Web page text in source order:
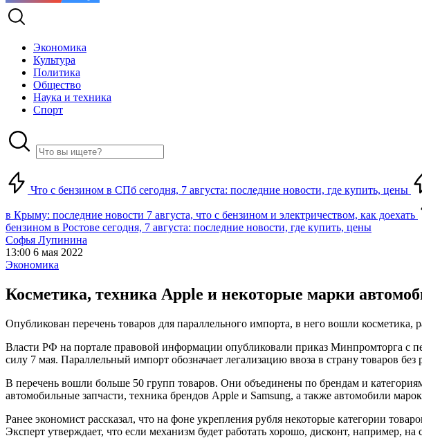
Экономика
Культура
Политика
Общество
Наука и техника
Спорт
Что с бензином в СПб сегодня, 7 августа: последние новости, где купить, цены
в Крыму: последние новости 7 августа, что с бензином и электричеством, как доехать
бензином в Ростове сегодня, 7 августа: последние новости, где купить, цены
Софья Лупинина
13:00 6 мая 2022
Экономика
Косметика, техника Apple и некоторые марки
Опубликован перечень товаров для параллельного импорта, в него вошли косметика,
Власти РФ на портале правовой информации опубликовали приказ Минпромторга с
силу 7 мая. Параллельный импорт обозначает легализацию ввоза в страну товаров без
В перечень вошли больше 50 групп товаров. Они объединены по брендам и
автомобильные запчасти, техника брендов Apple и Samsung, а также автомобили
Ранее экономист рассказал, что на фоне укрепления рубля некоторые категории
Эксперт утверждает, что если механизм будет работать хорошо, дисконт, например,